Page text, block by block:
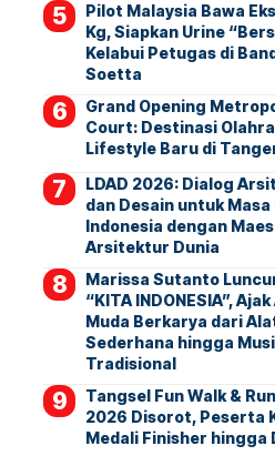
Pilot Malaysia Bawa
Kg, Siapkan Urine
Kelabui Petugas di
Soetta
Grand Opening
Court: Destinasi
Lifestyle Baru di
LDAD 2026: Dialog
dan Desain untuk Masa
Indonesia dengan
Arsitektur Dunia
Marissa Sutanto
“KITA INDONESIA”,
Muda Berkarya dari
Sederhana hingga
Tradisional
Tangsel Fun Walk &
2026 Disorot, Peserta
Medali Finisher hingga